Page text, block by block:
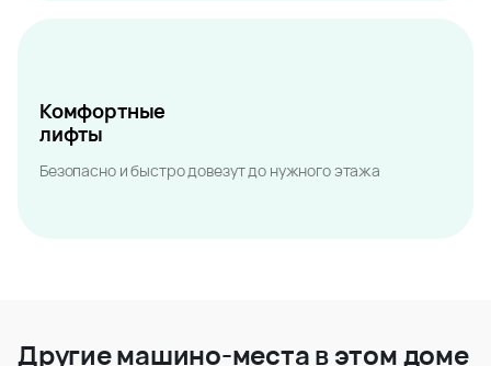
Комфортные
лифты
Безопасно и быстро довезут до нужного этажа
Другие машино-места в этом доме